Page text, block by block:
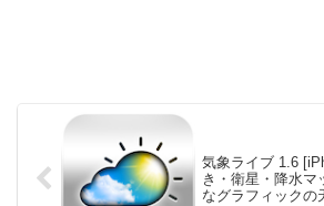
気象ライブ 1.6
き・衛星・降水マ
なグラフィックの